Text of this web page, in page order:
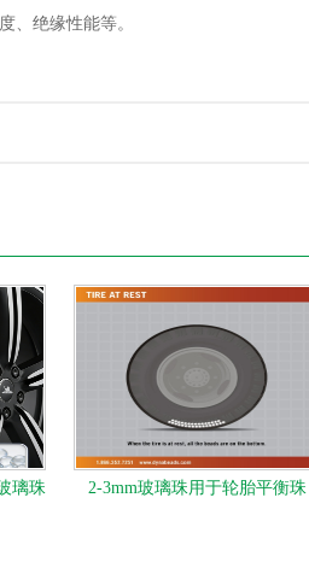
、绝缘性能等。
璃珠 2-3mm玻璃珠用于轮胎平衡珠